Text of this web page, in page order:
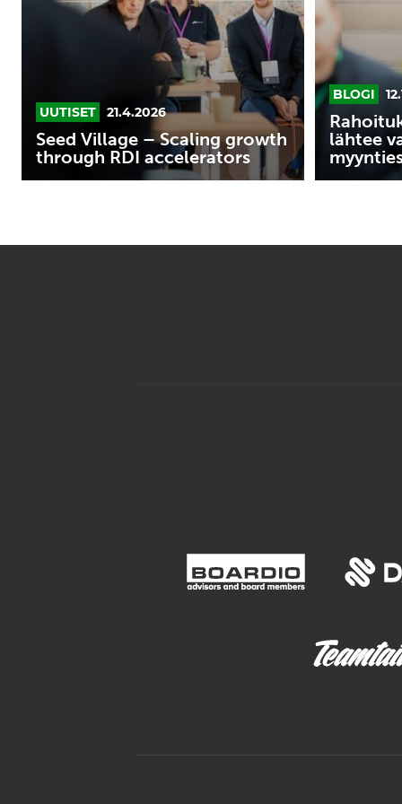
through
UUTISET 21.4.2026
Seed Village – Scaling growth
through RDI accelerators
BLOGI
lähtee